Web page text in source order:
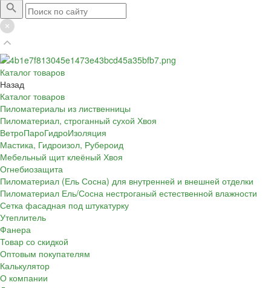
Каталог товаров
Назад
Каталог товаров
Пиломатериалы из лиственницы
Пиломатериал, строганный сухой Хвоя
ВетроПароГидроИзоляция
Мастика, Гидроизол, Рубероид
Мебельный щит клеёный Хвоя
Огнебиозащита
Пиломатериал (Ель Сосна) для внутренней и внешней отделки
Пиломатериал Ель/Сосна нестроганый естественной влажности
Сетка фасадная под штукатурку
Утеплитель
Фанера
Товар со скидкой
Оптовым покупателям
Калькулятор
О компании